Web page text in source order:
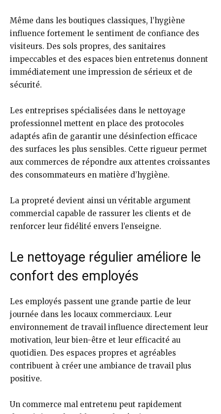
Même dans les boutiques classiques, l’hygiène
influence fortement le sentiment de confiance des
visiteurs. Des sols propres, des sanitaires
impeccables et des espaces bien entretenus donnent
immédiatement une impression de sérieux et de
sécurité.
Les entreprises spécialisées dans le nettoyage
professionnel mettent en place des protocoles
adaptés afin de garantir une désinfection efficace
des surfaces les plus sensibles. Cette rigueur permet
aux commerces de répondre aux attentes croissantes
des consommateurs en matière d’hygiène.
La propreté devient ainsi un véritable argument
commercial capable de rassurer les clients et de
renforcer leur fidélité envers l’enseigne.
Le nettoyage régulier améliore le
confort des employés
Les employés passent une grande partie de leur
journée dans les locaux commerciaux. Leur
environnement de travail influence directement leur
motivation, leur bien-être et leur efficacité au
quotidien. Des espaces propres et agréables
contribuent à créer une ambiance de travail plus
positive.
Un commerce mal entretenu peut rapidement